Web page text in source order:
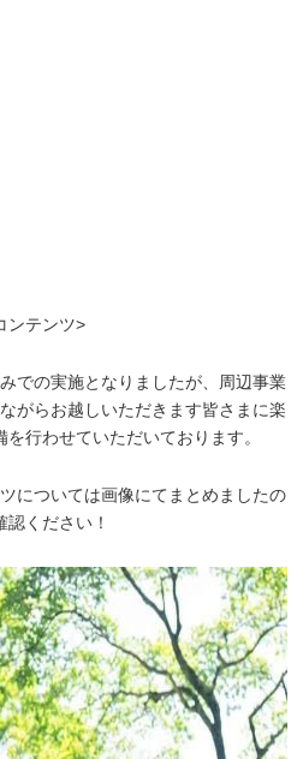
ンテンツ>
での実施となりましたが、周辺事業
がらお越しいただきます皆さまに楽
行わせていただいております。
については画像にてまとめましたの
認ください！